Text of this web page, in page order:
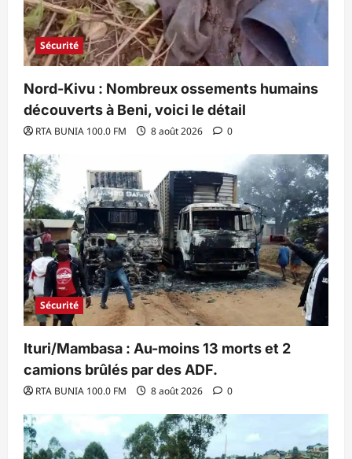
Sécurité
Nord-Kivu : Nombreux ossements humains
découverts à Beni, voici le détail
RTA BUNIA 100.0 FM 8 août 2026 0
Sécurité
Ituri/Mambasa : Au-moins 13 morts et 2
camions brûlés par des ADF.
RTA BUNIA 100.0 FM 8 août 2026 0